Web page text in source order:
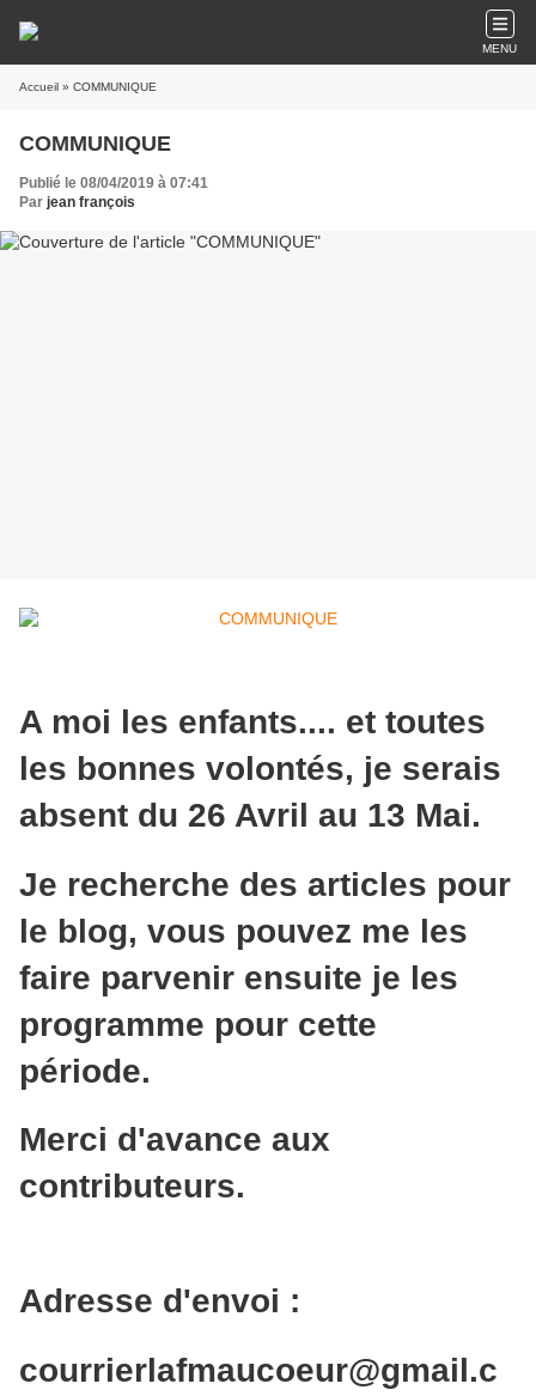
MENU
Accueil » COMMUNIQUE
COMMUNIQUE
Publié le 08/04/2019 à 07:41
Par jean françois
A moi les enfants.... et toutes
les bonnes volontés, je serais
absent du 26 Avril au 13 Mai.
Je recherche des articles pour
le blog, vous pouvez me les
faire parvenir ensuite je les
programme pour cette
période.
Merci d'avance aux
contributeurs.
Adresse d'envoi :
courrierlafmaucoeur@gmail.c